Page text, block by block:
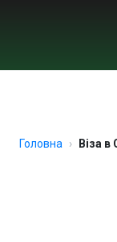
Головна Віза